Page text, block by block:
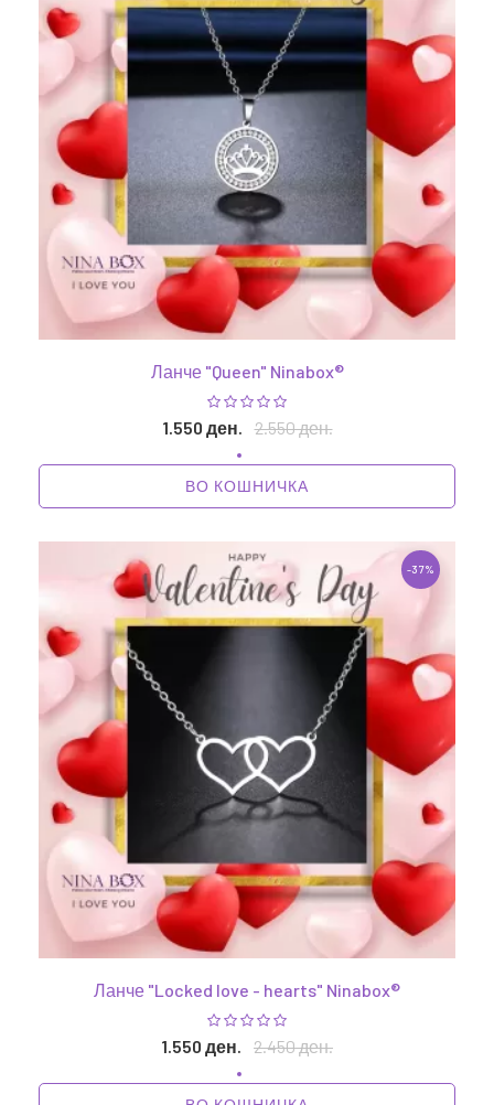
Ланче "Queen" Ninabox®
1.550 ден. 2.550 ден.
ВО КОШНИЧКА
-37%
Ланче "Locked love - hearts" Ninabox®
1.550 ден. 2.450 ден.